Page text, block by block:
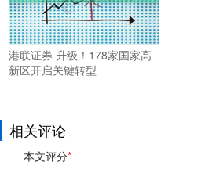
港联证券 升级！178家国家高
新区开启关键转型
相关评论
本文评分*